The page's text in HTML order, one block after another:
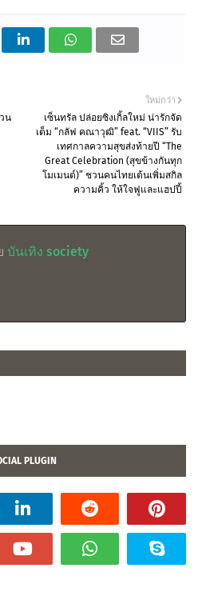
ใหม่กว่า
เซ็นทรัล ปล่อยซิงเกิ้ลใหม่ น่ารักจัด
เต็ม “กลัฟ คณาวุฒิ” feat. “VIIS” รับ
เทศกาลความสุขส่งท้ายปี “The
Great Celebration (สุขข้างกันทุก
โมเมนต์)” ชวนคนไทยเต้นเพิ่มสกิล
ความคิ้ว ให้ใจฟูและแฮปปี้
น
บันเทิง society
PLUGIN